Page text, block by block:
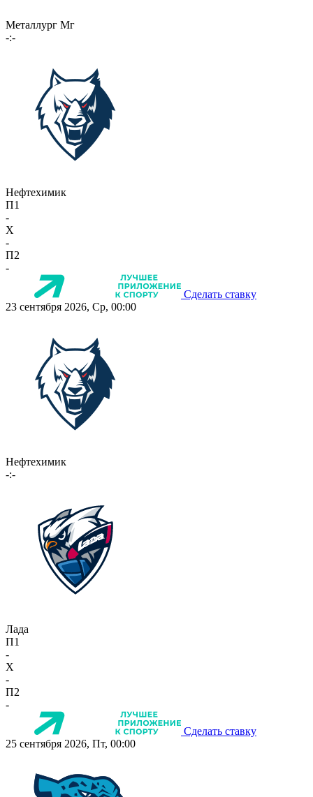
Металлург Мг
-:-
Нефтехимик
П1
-
X
-
П2
-
Сделать ставку
23 сентября 2026, Ср, 00:00
Нефтехимик
-:-
Лада
П1
-
X
-
П2
-
Сделать ставку
25 сентября 2026, Пт, 00:00